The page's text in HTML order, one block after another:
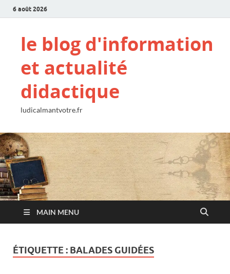
6 août 2026
le blog d'information
et actualité
didactique
ludicalmantvotre.fr
MAIN MENU
ÉTIQUETTE : BALADES GUIDÉES